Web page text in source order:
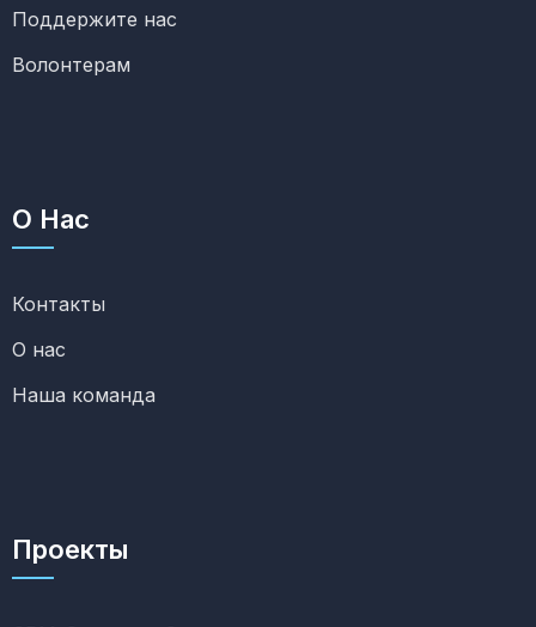
Поддержите нас
Волонтерам
О Нас
Контакты
О нас
Наша команда
Проекты